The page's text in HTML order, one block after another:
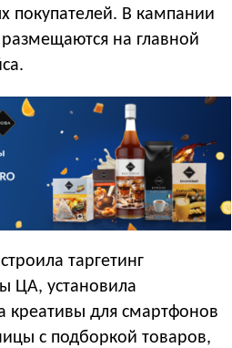
покупателей. В кампании
на главной
таргетинг
ЦА, установила
креативы для смартфонов
с подборкой товаров,